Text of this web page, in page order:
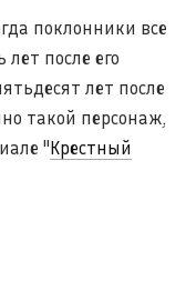
поклонники все
после его
лет после
такой персонаж,
"Крестный